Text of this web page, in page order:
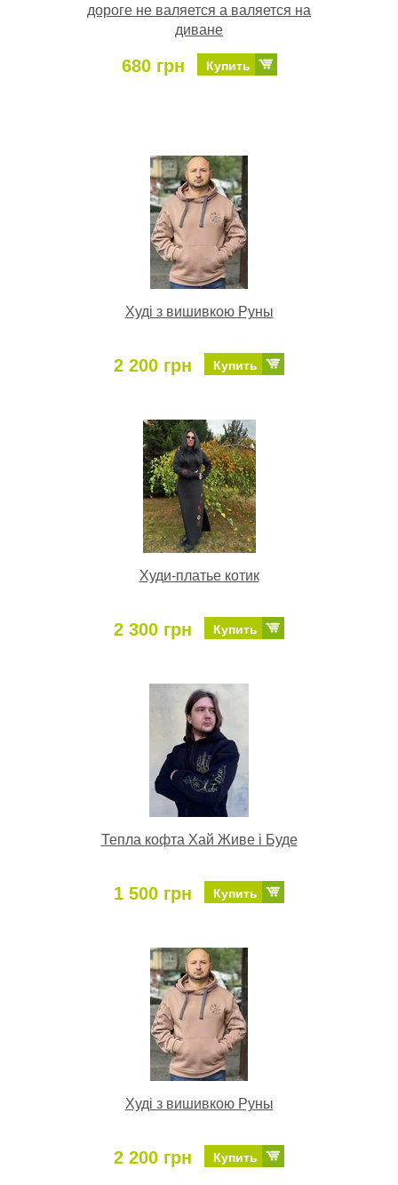
дороге не валяется а валяется на
диване
680 грн Купить
Худі з вишивкою Руны
2 200 грн Купить
Худи-платье котик
2 300 грн Купить
Тепла кофта Хай Живе і Буде
1 500 грн Купить
Худі з вишивкою Руны
2 200 грн Купить